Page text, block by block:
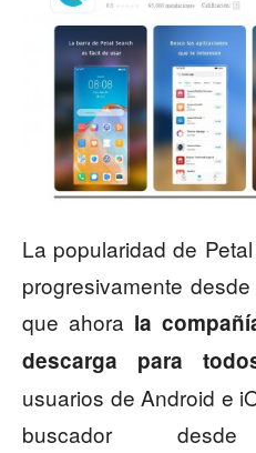
La popularidad de
progresivamente
que ahora la
descarga para
usuarios de Android e
buscador